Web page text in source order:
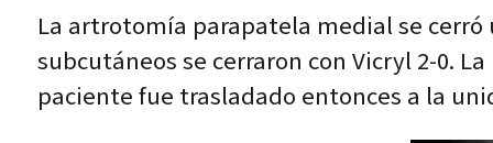
La artrotomía parapatela medial se cerró
subcutáneos se cerraron con Vicryl 2-0.
paciente fue trasladado entonces a la